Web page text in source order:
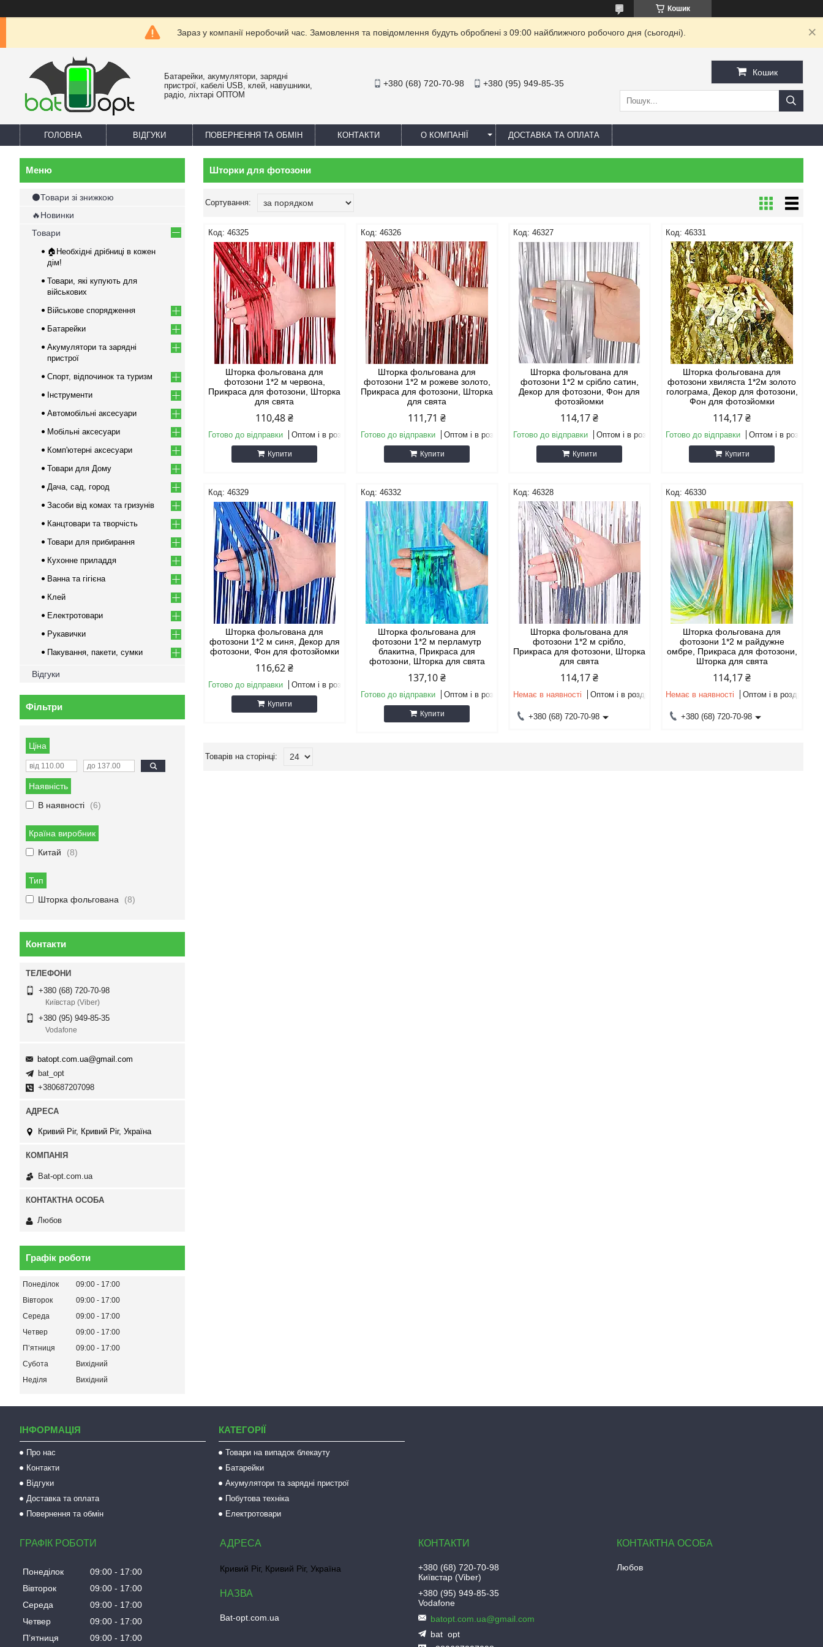
Кошик
Зараз у компанії неробочий час. Замовлення та повідомлення будуть оброблені з 09:00 найближчого робочого дня (сьогодні).
Батарейки, акумулятори, зарядні
пристрої, кабелі USB, клей, навушники,
радіо, ліхтарі ОПТОМ
+380 (68) 720-70-98 +380 (95) 949-85-35
Кошик
ГОЛОВНА ВІДГУКИ ПОВЕРНЕННЯ ТА ОБМІН КОНТАКТИ О КОМПАНІЇ ДОСТАВКА ТА ОПЛАТА
Шторки для фотозони
46325
Шторка фольгована для
фотозони 1*2 м червона,
Прикраса для фотозони, Шторка
для свята
110,48 ₴
Готово до відправки Оптом і в роздріб
Купити
46326
Шторка фольгована для
фотозони 1*2 м рожеве золото,
Прикраса для фотозони, Шторка
для свята
111,71 ₴
Готово до відправки Оптом і в роздріб
Купити
46327
Шторка фольгована для
фотозони 1*2 м срібло сатин,
Декор для фотозони, Фон для
фотозйомки
114,17 ₴
Готово до відправки Оптом і в роздріб
Купити
46331
Шторка фольгована для
фотозони хвиляста 1*2м золото
голограма, Декор для фотозони,
Фон для фотозйомки
114,17 ₴
Готово до відправки Оптом і в роздріб
Купити
46329
Шторка фольгована для
фотозони 1*2 м синя, Декор для
фотозони, Фон для фотозйомки
116,62 ₴
Готово до відправки Оптом і в роздріб
Купити
46332
Шторка фольгована для
фотозони 1*2 м перламутр
блакитна, Прикраса для
фотозони, Шторка для свята
137,10 ₴
Готово до відправки Оптом і в роздріб
Купити
46328
Шторка фольгована для
фотозони 1*2 м срібло,
Прикраса для фотозони, Шторка
для свята
114,17 ₴
Немає в наявності Оптом і в роздріб
+380 (68) 720-70-98
46330
Шторка фольгована для
фотозони 1*2 м райдужне
омбре, Прикраса для фотозони,
Шторка для свята
114,17 ₴
Немає в наявності Оптом і в роздріб
+380 (68) 720-70-98
⚫Товари зі знижкою
🔥Новинки
Товари
🏠Необхідні дрібниці в кожен
дім!
Товари, які купують для
військових
Військове спорядження
Батарейки
Акумулятори та зарядні
пристрої
Спорт, відпочинок та туризм
Інструменти
Автомобільні аксесуари
Мобільні аксесуари
Комп'ютерні аксесуари
Товари для Дому
Дача, сад, город
Засоби від комах та гризунів
Канцтовари та творчість
Товари для прибирання
Кухонне приладдя
Ванна та гігієна
Клей
Електротовари
Рукавички
Пакування, пакети, сумки
Відгуки
Фільтри
Ціна
Наявність
В наявності
6
Країна виробник
Китай
8
Тип
Шторка фольгована
8
Контакти
+380 (68) 720-70-98
Київстар (Viber)
+380 (95) 949-85-35
Vodafone
batopt.com.ua@gmail.com
bat_opt
+380687207098
Кривий Ріг, Кривий Ріг, Україна
Bat-opt.com.ua
Любов
Графік роботи
Понеділок 09:00
17:00
Вівторок
09:00
17:00
Середа
09:00
17:00
Четвер
09:00
17:00
Пʼятниця
09:00
17:00
Субота
Вихідний
Неділя
Вихідний
ІНФОРМАЦІЯ
Про нас
Контакти
Відгуки
Доставка та оплата
Повернення та обмін
КАТЕГОРІЇ
Товари на випадок блекауту
Батарейки
Акумулятори та зарядні пристрої
Побутова техніка
Електротовари
ГРАФІК РОБОТИ
Понеділок 09:00
17:00
Вівторок
09:00
17:00
Середа
09:00
17:00
Четвер
09:00
17:00
Пʼятниця
09:00 17:00
Кривий Ріг, Кривий Ріг, Україна
Bat-opt.com.ua
+380 (68) 720-70-98
Київстар (Viber)
+380 (95) 949-85-35
Vodafone
batopt.com.ua@gmail.com
bat_opt
Любов